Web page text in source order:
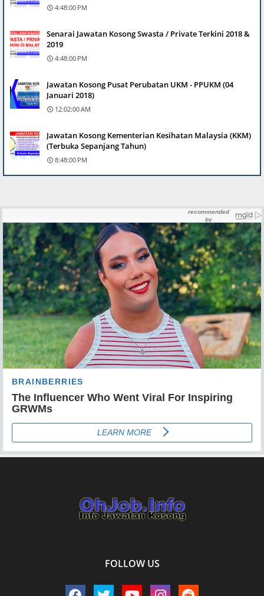
4:48:00 PM
Senarai Jawatan Kosong Swasta / Private Terkini 2018 &
2019
4:48:00 PM
Jawatan Kosong Pusat Perubatan UKM - PPUKM (04
Januari 2018)
12:02:00 AM
Jawatan Kosong Kementerian Kesihatan Malaysia (KKM)
(Terbuka Sepanjang Tahun)
8:48:00 PM
FOLLOW US